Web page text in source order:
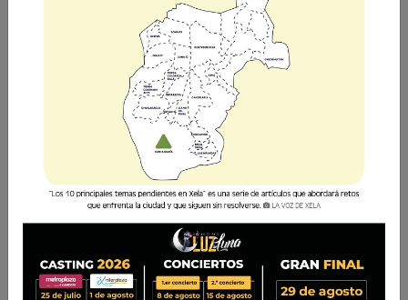
naturaleza del virus y su potencial gravedad.
4 Mayo 2026 15:18